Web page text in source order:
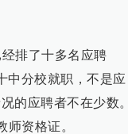
排了十多名应聘
中分校就职，不是应
的应聘者不在少数。
资格证。